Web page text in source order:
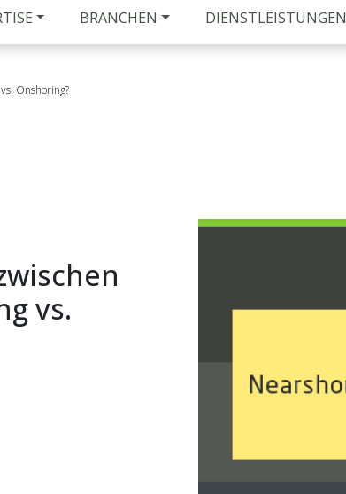
BRANCHEN DIENSTLEISTUNGEN
Onshoring?
vs.